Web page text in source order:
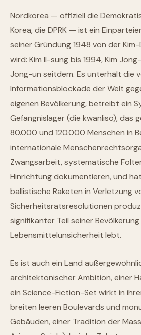
Nordkorea — offiziell die
Korea, die DPRK — ist ein
seiner Gründung 1948 von der Kim-
wird: Kim Il-sung bis 1994, Kim Jong-
Jong-un seitdem. Es unterhält die
Informationsblockade der Welt
eigenen Bevölkerung, betreibt ein
Gefängnislager (die kwanliso), das
80.000 und 120.000 Menschen in
internationale
Zwangsarbeit, systematische
Hinrichtung dokumentieren, und hat
ballistische Raketen in Verletzung
Sicherheitsratsresolutionen
signifikanter Teil seiner Bevölkerung
Lebensmittelunsicherheit lebt.
Es ist auch ein Land
architektonischer Ambition, einer
ein Science-Fiction-Set wirkt in
breiten leeren Boulevards und
Gebäuden, einer Tradition der